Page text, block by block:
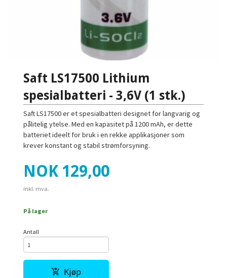
Saft LS17500 Lithium
spesialbatteri - 3,6V (1 stk.)
Saft LS17500 er et spesialbatteri designet for langvarig og
pålitelig ytelse. Med en kapasitet på 1200 mAh, er dette
batteriet ideelt for bruk i en rekke applikasjoner som
krever konstant og stabil strømforsyning.
Pris
NOK 129,00
inkl. mva.
På lager
Antall
Kjøp